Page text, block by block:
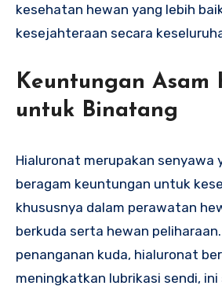
kesehatan hewan yang lebih
kesejahteraan secara
Keuntungan Asam
untuk Binatang
Hialuronat merupakan senyawa
beragam keuntungan untuk
khususnya dalam perawatan
berkuda serta hewan
penanganan kuda, hialuronat
meningkatkan lubrikasi sendi,